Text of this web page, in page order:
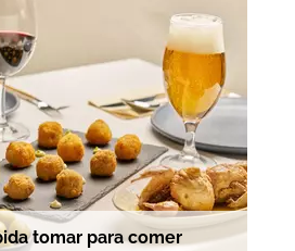
tomar para comer